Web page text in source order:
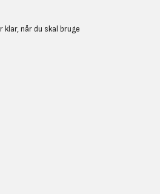
når du skal bruge